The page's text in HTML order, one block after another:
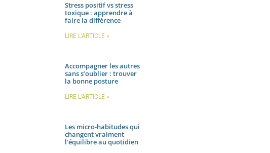
Stress positif vs stress
toxique : apprendre à
faire la différence
LIRE L'ARTICLE »
Accompagner les autres
sans s’oublier : trouver
la bonne posture
LIRE L'ARTICLE »
Les micro-habitudes qui
changent vraiment
l’équilibre au quotidien